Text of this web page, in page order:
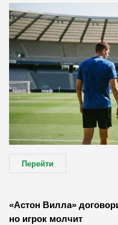
Перейти
«Астон Вилла»
но игрок молчит